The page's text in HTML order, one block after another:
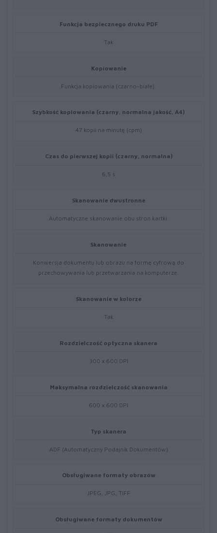
Funkcja bezpiecznego druku PDF
Tak
Kopiowanie
Funkcja kopiowania (czarno-białe).
Szybkość kopiowania (czarny, normalna jakość, A4)
47 kopii na minutę (cpm)
Czas do pierwszej kopii (czarny, normalna)
6,5 s
Skanowanie dwustronne
Automatyczne skanowanie obu stron kartki.
Skanowanie
Konwersja dokumentu lub obrazu na formę cyfrową do
przechowywania lub przetwarzania na komputerze.
Skanowanie w kolorze
Tak
Rozdzielczość optyczna skanera
300 x 600 DPI
Maksymalna rozdzielczość skanowania
600 x 600 DPI
Typ skanera
ADF (Automatyczny Podajnik Dokumentów)
Obsługiwane formaty obrazów
JPEG, JPG, TIFF
Obsługiwane formaty dokumentów